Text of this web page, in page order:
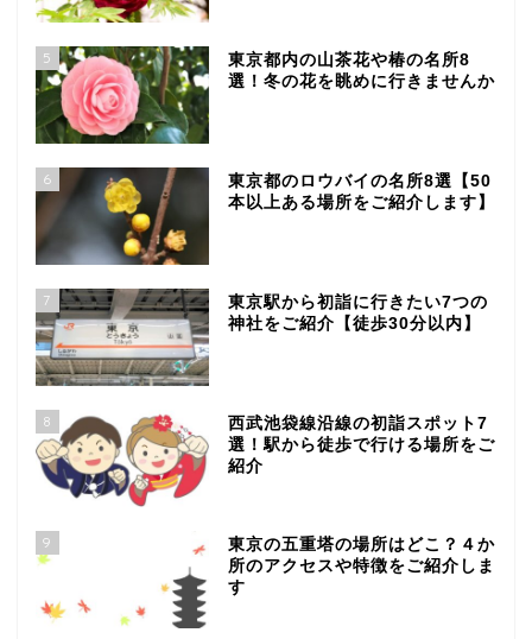
5
東京都内の山茶花や椿の名所8
選！冬の花を眺めに行きませんか
6
東京都のロウバイの名所8選【50
本以上ある場所をご紹介します】
7
東京駅から初詣に行きたい7つの
神社をご紹介【徒歩30分以内】
8
西武池袋線沿線の初詣スポット7
選！駅から徒歩で行ける場所をご
紹介
9
東京の五重塔の場所はどこ？４か
所のアクセスや特徴をご紹介しま
す